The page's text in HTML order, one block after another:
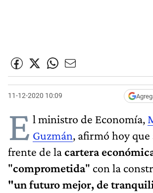
11-12-2020 10:09
E l ministro de Economía,
Guzmán, afirmó hoy que
frente de lacartera
"comprometida" con la
"un futuro mejor, de